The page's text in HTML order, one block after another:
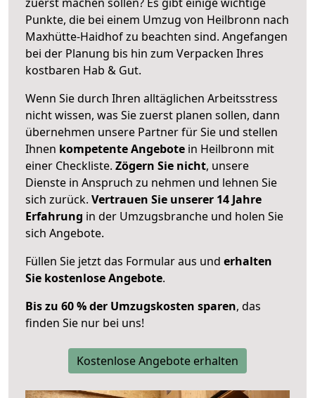
Punkte, die bei einem Umzug von Heilbronn nach
Maxhütte-Haidhof zu beachten sind. Angefangen
bei der Planung bis hin zum Verpacken Ihres
kostbaren Hab & Gut.
Wenn Sie durch Ihren alltäglichen Arbeitsstress
nicht wissen, was Sie zuerst planen sollen, dann
übernehmen unsere Partner für Sie und stellen
Ihnen kompetente Angebote in Heilbronn mit
einer Checkliste. Zögern Sie nicht, unsere
Dienste in Anspruch zu nehmen und lehnen Sie
sich zurück. Vertrauen Sie unserer 14 Jahre
Erfahrung in der Umzugsbranche und holen Sie
sich Angebote.
Füllen Sie jetzt das Formular aus und erhalten
Sie kostenlose Angebote.
Bis zu 60 % der Umzugskosten sparen, das
finden Sie nur bei uns!
Kostenlose Angebote erhalten